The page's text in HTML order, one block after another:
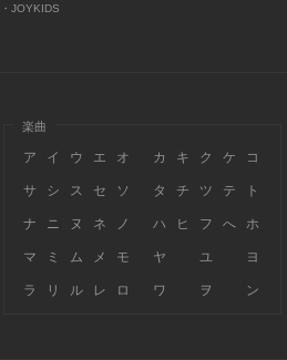
・JOYKIDS
楽曲
ア イ ウ エ オ カ キ ク ケ コ
サ シ ス セ ソ タ チ ツ テ ト
ナ ニ ヌ ネ ノ ハ ヒ フ へ ホ
マ ミ ム メ モ ヤ ユ ヨ
ラ リ ル レ ロ ワ ヲ ン